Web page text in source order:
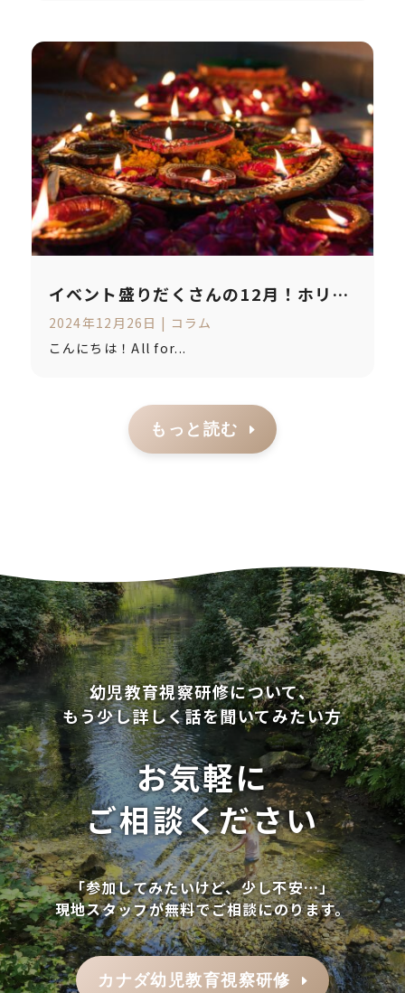
イベント盛りだくさんの12月！ホリデ
ーシーズンから学ぶカナダの多文化多
様性教育
2024年12月26日 | コラム
こんにちは！All for...
もっと読む
幼児教育視察研修について、
もう少し詳しく話を聞いてみたい方
お気軽に
ご相談ください
「参加してみたいけど、少し不安…」
現地スタッフが無料でご相談にのります。
カナダ幼児教育視察研修